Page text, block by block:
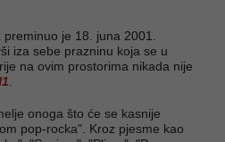
preminuo je 18. juna 2001.
iza sebe prazninu koja se u
na ovim prostorima nikada nije
onoga što će se kasnije
pop-rocka". Kroz pjesme kao